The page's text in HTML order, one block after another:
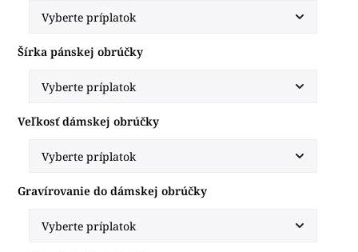
Šírka pánskej obrúčky
Veľkosť dámskej obrúčky
Gravírovanie do dámskej obrúčky